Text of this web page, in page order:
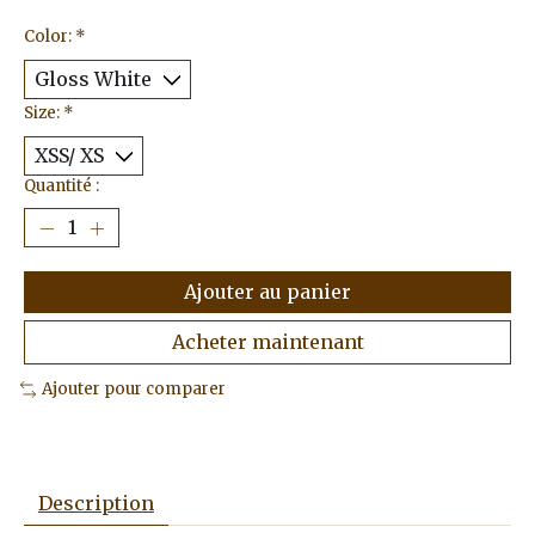
Color: *
Size: *
Quantité :
Ajouter au panier
Acheter maintenant
Ajouter pour comparer
Description